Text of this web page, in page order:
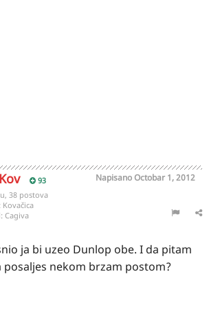
93 NapisanoOctobar 1, 2012
38 postova
Kovačica
Cagiva
ja bi uzeo Dunlop obe. I da pitam
posaljes nekom brzam postom?